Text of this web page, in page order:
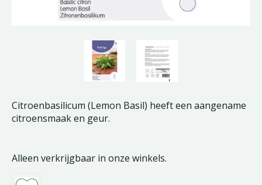
Citroenbasilicum (Lemon Basil) heeft een aangename
citroensmaak en geur.
Alleen verkrijgbaar in onze winkels.